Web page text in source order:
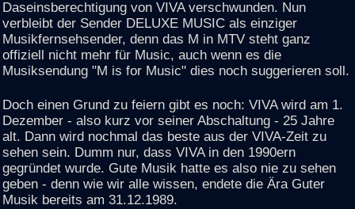
Daseinsberechtigung von VIVA verschwunden. Nun
verbleibt der Sender DELUXE MUSIC als einziger
Musikfernsehsender, denn das M in MTV steht ganz
offiziell nicht mehr für Music, auch wenn es die
Musiksendung "M is for Music" dies noch suggerieren soll.
Doch einen Grund zu feiern gibt es noch: VIVA wird am 1.
Dezember - also kurz vor seiner Abschaltung - 25 Jahre
alt. Dann wird nochmal das beste aus der VIVA-Zeit zu
sehen sein. Dumm nur, dass VIVA in den 1990ern
gegründet wurde. Gute Musik hatte es also nie zu sehen
geben - denn wie wir alle wissen, endete die Ära Guter
Musik bereits am 31.12.1989.